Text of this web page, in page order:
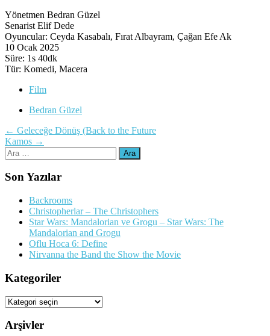
Yönetmen Bedran Güzel
Senarist Elif Dede
Oyuncular: Ceyda Kasabalı, Fırat Albayram, Çağan Efe Ak
10 Ocak 2025
Süre: 1s 40dk
Tür: Komedi, Macera
Film
Bedran Güzel
Yazı
dolaşımı
← Geleceğe Dönüş (Back to the Future
Kamos →
Arama:
Son Yazılar
Backrooms
Christopherlar – The Christophers
Star Wars: Mandalorian ve Grogu – Star Wars: The
Mandalorian and Grogu
Oflu Hoca 6: Define
Nirvanna the Band the Show the Movie
Kategoriler
Kategoriler
Arşivler